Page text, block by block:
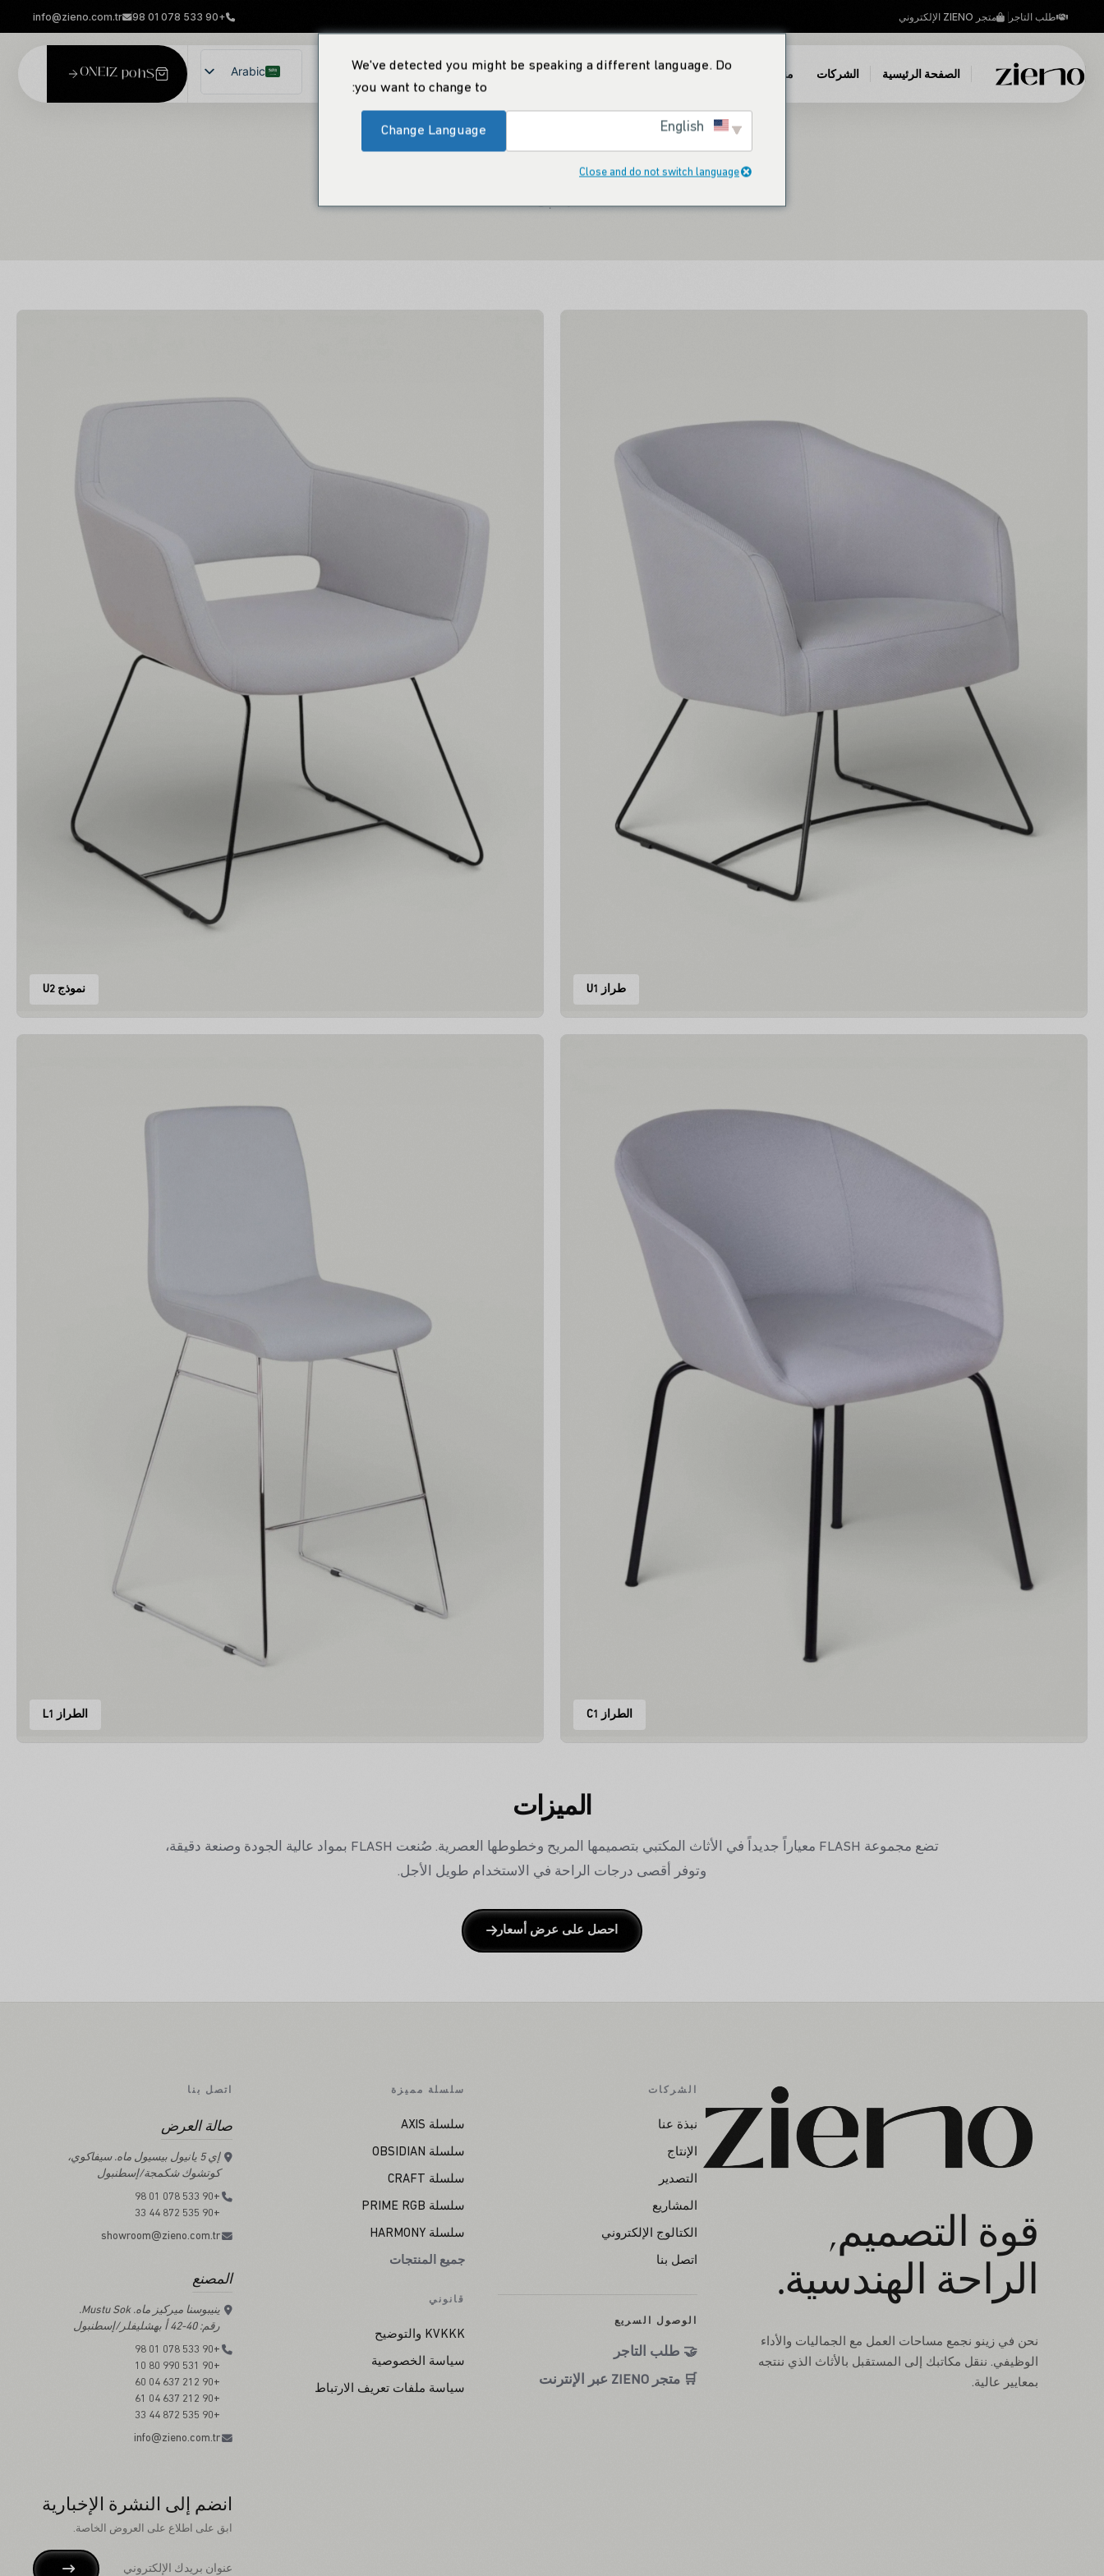
طلب التاجر متجر ZIENO الإلكتروني +90 533 078 01 98
info@zieno.com.tr
الصفحة الرئيسية الشركات منتجاتنا الإنتاج التصدير المراجع المشاريع الكتالوج الإلكتروني اتصل بنا
Arabic
S
h
o
p
Z
I
E
N
O
سلسلة فلاش
مكتبك.
طراز U1 نموذج U2
الطراز C1 الطراز L1
الميزات
تضع مجموعة FLASH معياراً جديداً في الأثاث المكتبي بتصميمها المريح وخطوطها العصرية. صُنعت FLASH بمواد عالية الجودة وصنعة دقيقة،
وتوفر أقصى درجات الراحة في الاستخدام طويل الأجل.
احصل على عرض أسعار
قوة التصميم,
الراحة الهندسية.
نحن في زينو نجمع مساحات العمل مع الجماليات والأداء
الوظيفي. ننقل مكاتبك إلى المستقبل بالأثاث الذي ننتجه
بمعايير عالية.
الشركات
نبذة عنا
الإنتاج
التصدير
المشاريع
الكتالوج الإلكتروني
اتصل بنا
الوصول السريع
🤝 طلب التاجر
🛒 متجر ZIENO عبر الإنترنت
سلسلة مميزة
سلسلة AXIS
سلسلة OBSIDIAN
سلسلة CRAFT
سلسلة PRIME RGB
سلسلة HARMONY
جميع المنتجات
قانوني
KVKKK والتوضيح
سياسة الخصوصية
سياسة ملفات تعريف الارتباط
اتصل بنا
صالة العرض
إي 5 يانيول بيسيول ماه. سيفاكوي،
كوتشوك شكمجة/إسطنبول
+90 533 078 01 98
+90 535 872 44 33
showroom@zieno.com.tr
المصنع
ينيبوسنا ميركيز ماه. Mustu Sok.
رقم: 40-42 أ بهشليفلر/إسطنبول
+90 533 078 01 98
+90 531 990 80 10
+90 212 637 04 60
+90 212 637 04 61
+90 535 872 44 33
info@zieno.com.tr
انضم إلى النشرة الإخبارية
ابق على اطلاع على العروض الخاصة.
We've detected you might be speaking a different language. Do
you want to change to:
Change Language
Close and do not switch language